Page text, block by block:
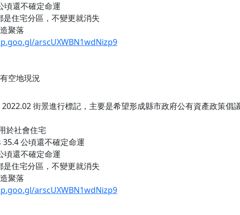
頃還不確定命運
住宅分區，不變更就消失
聚落
arscUXWBN1wdNizp9
空地現況
街景進行標記，主要是希望形成縣市政府公有資產政策倡
於社會住宅
公頃還不確定命運
頃還不確定命運
住宅分區，不變更就消失
聚落
arscUXWBN1wdNizp9